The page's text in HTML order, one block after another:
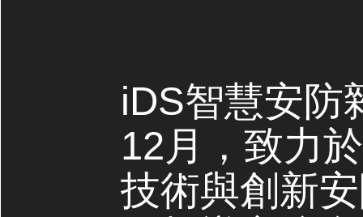
iDS智慧安防
12月，致力
技術與創新